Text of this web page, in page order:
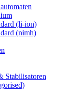
(li-ion)
(nimh)
Stabilisatoren